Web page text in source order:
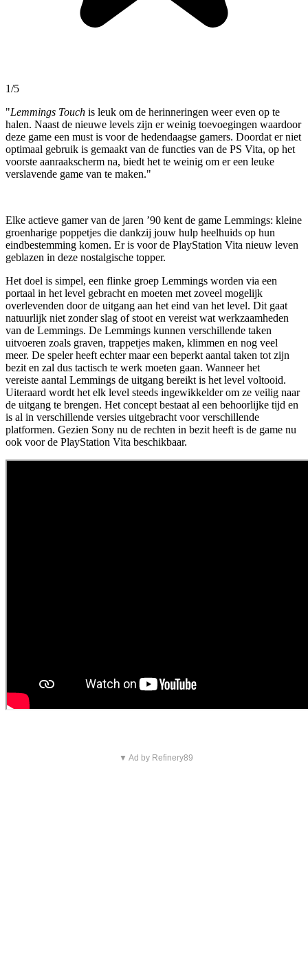
1/5
"Lemmings Touch is leuk om de herinneringen weer even op te
halen. Naast de nieuwe levels zijn er weinig toevoegingen waardoor
deze game een must is voor de hedendaagse gamers. Doordat er niet
optimaal gebruik is gemaakt van de functies van de PS Vita, op het
voorste aanraakscherm na, biedt het te weinig om er een leuke
verslavende game van te maken."
Elke actieve gamer van de jaren ’90 kent de game Lemmings: kleine
groenharige poppetjes die dankzij jouw hulp heelhuids op hun
eindbestemming komen. Er is voor de PlayStation Vita nieuw leven
geblazen in deze nostalgische topper.
Het doel is simpel, een flinke groep Lemmings worden via een
portaal in het level gebracht en moeten met zoveel mogelijk
overlevenden door de uitgang aan het eind van het level. Dit gaat
natuurlijk niet zonder slag of stoot en vereist wat werkzaamheden
van de Lemmings. De Lemmings kunnen verschillende taken
uitvoeren zoals graven, trappetjes maken, klimmen en nog veel
meer. De speler heeft echter maar een beperkt aantal taken tot zijn
bezit en zal dus tactisch te werk moeten gaan. Wanneer het
vereiste aantal Lemmings de uitgang bereikt is het level voltooid.
Uiteraard wordt het elk level steeds ingewikkelder om ze veilig naar
de uitgang te brengen. Het concept bestaat al een behoorlijke tijd en
is al in verschillende versies uitgebracht voor verschillende
platformen. Gezien Sony nu de rechten in bezit heeft is de game nu
ook voor de PlayStation Vita beschikbaar.
▼ Ad by Refinery89